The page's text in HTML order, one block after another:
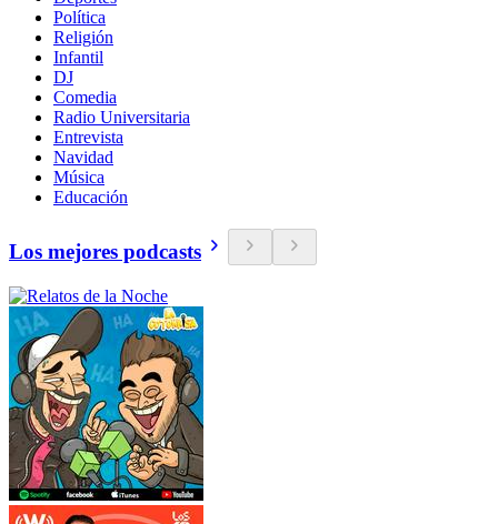
Política
Religión
Infantil
DJ
Comedia
Radio Universitaria
Entrevista
Navidad
Música
Educación
Los mejores podcasts